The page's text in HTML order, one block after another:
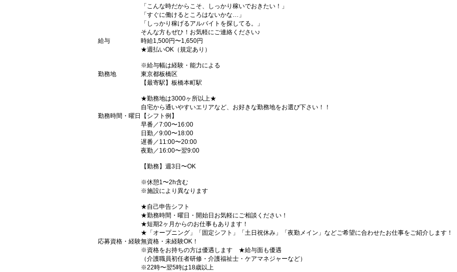
「こんな時だからこそ、しっかり稼いでおきたい！」
「すぐに働けるところはないかな…」
「しっかり稼げるアルバイトを探してる。」
そんな方もぜひ！お気軽にご連絡ください♪
給与
時給1,500円〜1,650円
★週払いOK（規定あり）
※給与幅は経験・能力による
勤務地
東京都板橋区
【最寄駅】板橋本町駅
★勤務地は3000ヶ所以上★
自宅から通いやすいエリアなど、お好きな勤務地をお選び下さい！！
勤務時間・曜日
【シフト例】
早番／7:00〜16:00
日勤／9:00〜18:00
遅番／11:00〜20:00
夜勤／16:00〜翌9:00
【勤務】週3日〜OK
※休憩1〜2h含む
※施設により異なります
★自己申告シフト
★勤務時間・曜日・開始日お気軽にご相談ください！
★短期2ヶ月からのお仕事もあります！
★「オープニング」「固定シフト」「土日祝休み」「夜勤メイン」などご希望に合わせたお仕事をご紹介します！
応募資格・経験無資格・未経験OK！
※資格をお持ちの方は優遇します ★給与面も優遇
（介護職員初任者研修・介護福祉士・ケアマネジャーなど）
※22時〜翌5時は18歳以上